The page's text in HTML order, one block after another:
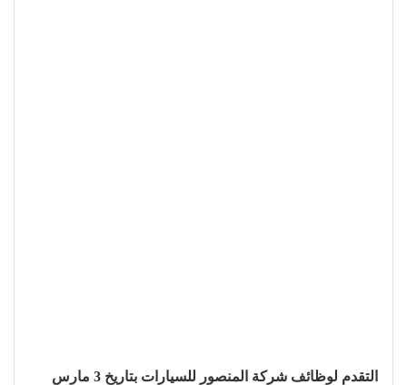
التقدم لوظائف شركة المنصور للسيارات بتاريخ 3 مارس